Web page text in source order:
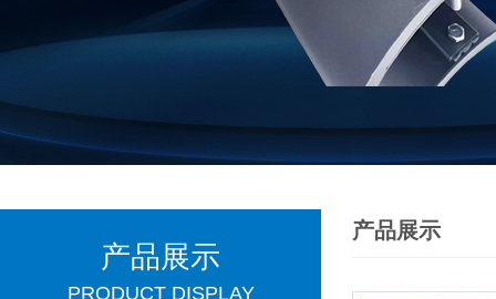
产品展示
PRODUCT DISPLAY
产品展示